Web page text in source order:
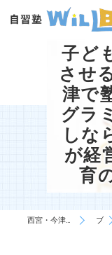
子ど
させ
津で
グラ
しな
が経
育
西宮・今津の塾・学習塾は自習塾WillBe ブログ